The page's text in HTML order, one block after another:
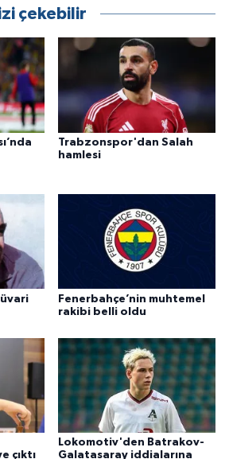
çekebilir
Trabzonspor'dan Salah
hamlesi
Fenerbahçe’nin muhtemel
rakibi belli oldu
çıktı
Lokomotiv'den Batrakov-
Galatasaray iddialarına